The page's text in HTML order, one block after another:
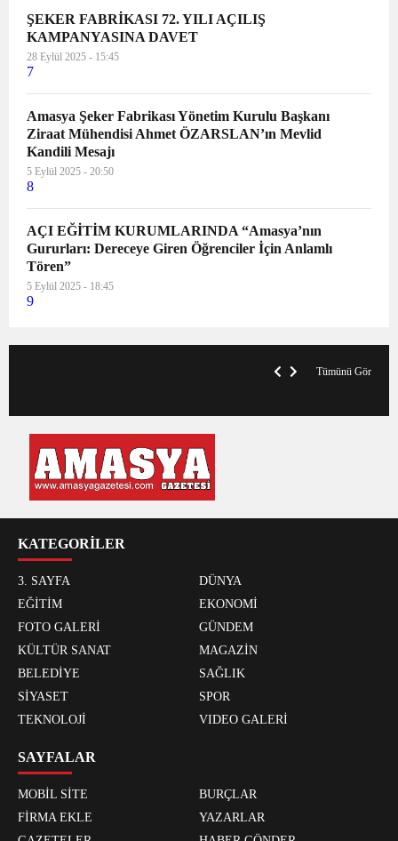
ŞEKER FABRİKASI 72. YILI AÇILIŞ
KAMPANYASINA DAVET
28 Eylül 2025 - 15:45
7
Amasya Şeker Fabrikası Yönetim Kurulu Başkanı
Ziraat Mühendisi Ahmet ÖZARSLAN’ın Mevlid
Kandili Mesajı
5 Eylül 2025 - 20:50
8
AÇI EĞİTİM KURUMLARINDA “Amasya’nın
Gururları: Dereceye Giren Öğrenciler İçin Anlamlı
Tören”
5 Eylül 2025 - 18:45
9
Tümünü Gör
KATEGORİLER
3. SAYFA
DÜNYA
EĞİTİM
EKONOMİ
FOTO GALERİ
GÜNDEM
KÜLTÜR SANAT
MAGAZİN
BELEDİYE
SAĞLIK
SİYASET
SPOR
TEKNOLOJİ
VIDEO GALERİ
SAYFALAR
MOBİL SİTE
BURÇLAR
FİRMA EKLE
YAZARLAR